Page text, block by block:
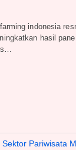
indonesia
hasil
Pariwisata